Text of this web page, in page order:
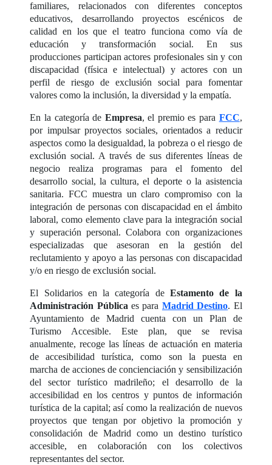
familiares, relacionados con diferentes conceptos
educativos, desarrollando proyectos escénicos de
calidad en los que el teatro funciona como vía de
educación y transformación social. En sus
producciones participan actores profesionales sin y con
discapacidad (física e intelectual) y actores con un
perfil de riesgo de exclusión social para fomentar
valores como la inclusión, la diversidad y la empatía.
En la categoría de Empresa, el premio es para FCC,
por impulsar proyectos sociales, orientados a reducir
aspectos como la desigualdad, la pobreza o el riesgo de
exclusión social. A través de sus diferentes líneas de
negocio realiza programas para el fomento del
desarrollo social, la cultura, el deporte o la asistencia
sanitaria. FCC muestra un claro compromiso con la
integración de personas con discapacidad en el ámbito
laboral, como elemento clave para la integración social
y superación personal. Colabora con organizaciones
especializadas que asesoran en la gestión del
reclutamiento y apoyo a las personas con discapacidad
y/o en riesgo de exclusión social.
El Solidarios en la categoría deEstamento de la
Administración Públicaes para Madrid Destino. El
Ayuntamiento de Madrid cuenta con un Plan de
Turismo Accesible. Este plan, que se revisa
anualmente, recoge las líneas de actuación en materia
de accesibilidad turística, como son la puesta en
marcha de acciones de concienciación y sensibilización
del sector turístico madrileño; el desarrollo de la
accesibilidad en los centros y puntos de información
turística de la capital; así como la realización de nuevos
proyectos que tengan por objetivo la promoción y
consolidación de Madrid como un destino turístico
accesible, en colaboración con los colectivos
representantes del sector.